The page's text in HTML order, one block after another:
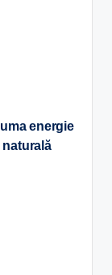
energie